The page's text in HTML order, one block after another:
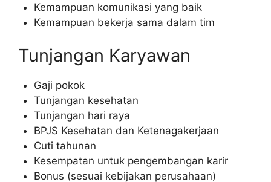
Kemampuan komunikasi yang baik
Kemampuan bekerja sama dalam tim
Tunjangan Karyawan
Gaji pokok
Tunjangan kesehatan
Tunjangan hari raya
BPJS Kesehatan dan Ketenagakerjaan
Cuti tahunan
Kesempatan untuk pengembangan karir
Bonus (sesuai kebijakan perusahaan)